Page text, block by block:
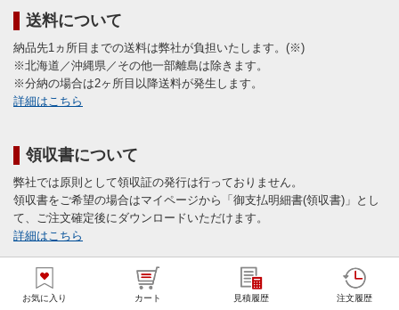
お気に入り カート 見積履歴 注文履歴
送料について
納品先1ヵ所目までの送料は弊社が負担いたします。(※)
※北海道／沖縄県／その他一部離島は除きます。
※分納の場合は2ヶ所目以降送料が発生します。
詳細はこちら
領収書について
弊社では原則として領収証の発行は行っておりません。
領収書をご希望の場合はマイページから「御支払明細書(領収書)」とし
て、ご注文確定後にダウンロードいただけます。
詳細はこちら
入稿データの保管について